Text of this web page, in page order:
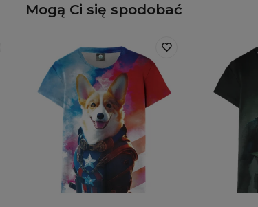
Mogą Ci się spodobać